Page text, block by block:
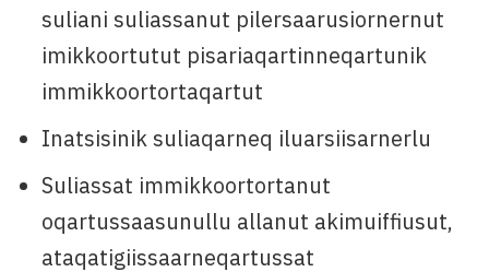
suliani suliassanut pilersaarusiornernut
imikkoortutut pisariaqartinneqartunik
immikkoortortaqartut
Inatsisinik suliaqarneq iluarsiisarnerlu
Suliassat immikkoortortanut
oqartussaasunullu allanut akimuiffiusut,
ataqatigiissaarneqartussat